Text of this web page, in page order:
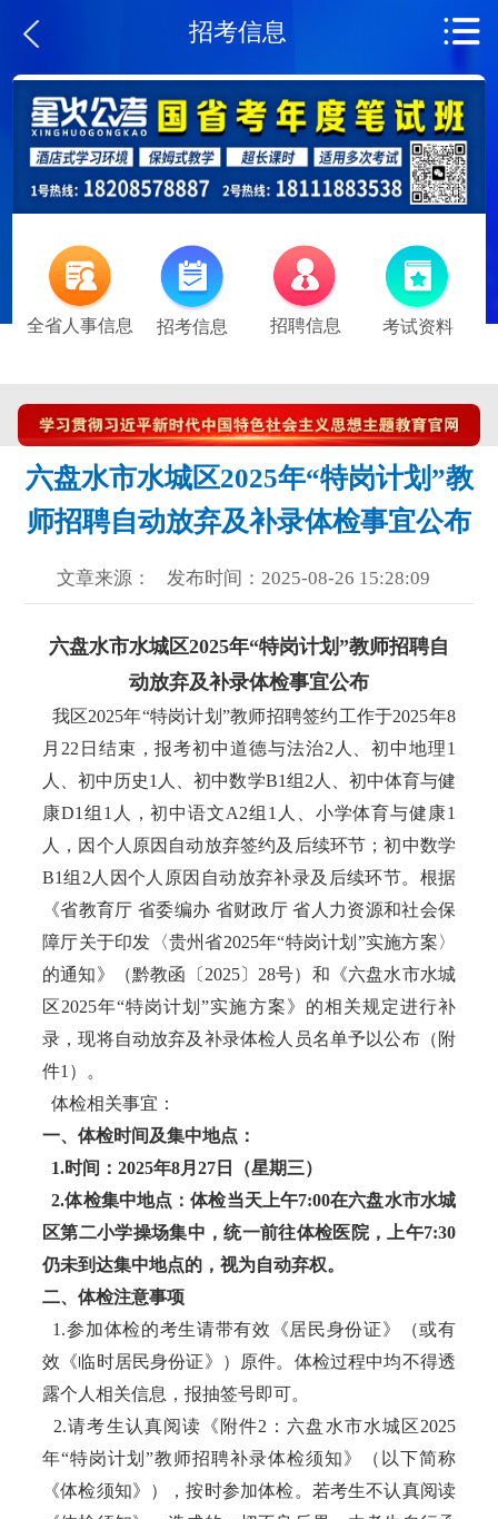
招考信息
全省人事信息 招考信息 招聘信息 考试资料
六盘水市水城区2025年“特岗计划”教
师招聘自动放弃及补录体检事宜公布
文章来源： 发布时间：2025-08-26 15:28:09
六盘水市水城区2025年“特岗计划”教师招聘自
动放弃及补录体检事宜公布
我区2025年“特岗计划”教师招聘签约工作于2025年8
月22日结束，报考初中道德与法治2人、初中地理1
人、初中历史1人、初中数学B1组2人、初中体育与健
康D1组1人，初中语文A2组1人、小学体育与健康1
人，因个人原因自动放弃签约及后续环节；初中数学
B1组2人因个人原因自动放弃补录及后续环节。根据
《省教育厅 省委编办 省财政厅 省人力资源和社会保
障厅关于印发〈贵州省2025年“特岗计划”实施方案〉
的通知》（黔教函〔2025〕28号）和《六盘水市水城
区2025年“特岗计划”实施方案》的相关规定进行补
录，现将自动放弃及补录体检人员名单予以公布（附
件1）。
体检相关事宜：
一、体检时间及集中地点：
1.时间：2025年8月27日（星期三）
2.体检集中地点：体检当天上午7:00在六盘水市水城
区第二小学操场集中，统一前往体检医院，上午7:30
仍未到达集中地点的，视为自动弃权。
二、体检注意事项
1.参加体检的考生请带有效《居民身份证》（或有
效《临时居民身份证》）原件。体检过程中均不得透
露个人相关信息，报抽签号即可。
2.请考生认真阅读《附件2：六盘水市水城区2025
年“特岗计划”教师招聘补录体检须知》（以下简称
《体检须知》），按时参加体检。若考生不认真阅读